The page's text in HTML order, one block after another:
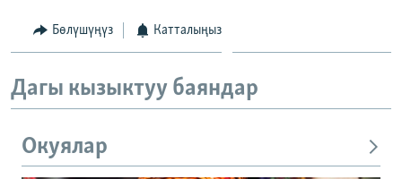
Бөлүшүңүз Катталыңыз
Дагы кызыктуу баяндар
Окуялар